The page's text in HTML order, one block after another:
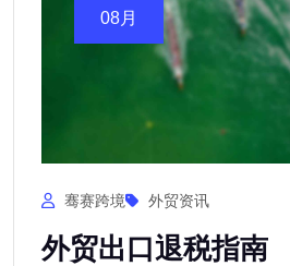
08月
骞赛跨境 外贸资讯
外贸出口退税指南